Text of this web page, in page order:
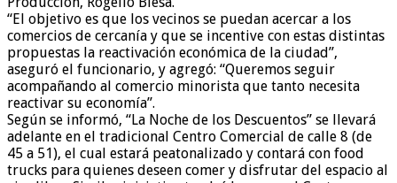
“El objetivo es que los vecinos se puedan acercar a los
comercios de cercanía y que se incentive con estas distintas
propuestas la reactivación económica de la ciudad”,
aseguró el funcionario, y agregó: “Queremos seguir
acompañando al comercio minorista que tanto necesita
reactivar su economía”.
Según se informó, “La Noche de los Descuentos” se llevará
adelante en el tradicional Centro Comercial de calle 8 (de
45 a 51), el cual estará peatonalizado y contará con food
trucks para quienes deseen comer y disfrutar del espacio al